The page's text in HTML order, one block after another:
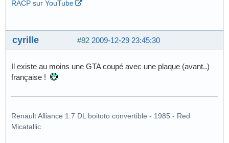
RACP sur YouTube
#82 2009-12-29 23:45:30
cyrille
Il existe au moins une GTA coupé avec une plaque (avant..)
française !
Renault Alliance 1.7 DL boitoto convertible - 1985 - Red
Micatallic